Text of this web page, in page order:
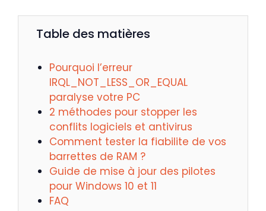
Table des matières
Pourquoi l’erreur
IRQL_NOT_LESS_OR_EQUAL
paralyse votre PC
2 méthodes pour stopper les
conflits logiciels et antivirus
Comment tester la fiabilite de vos
barrettes de RAM ?
Guide de mise à jour des pilotes
pour Windows 10 et 11
FAQ